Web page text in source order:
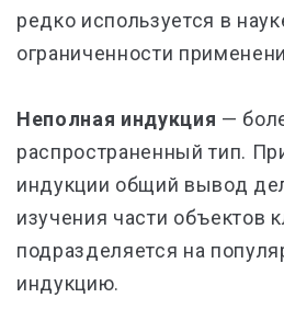
редко используется в
ограниченности
Неполная индукция —
распространенный тип.
индукции общий вывод
изучения части объектов
подразделяется на
индукцию.